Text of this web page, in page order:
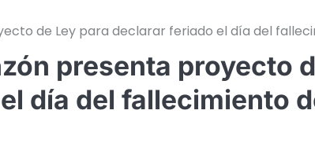
de Ley para declarar feriado el día del
presenta proyecto
día del fallecimiento